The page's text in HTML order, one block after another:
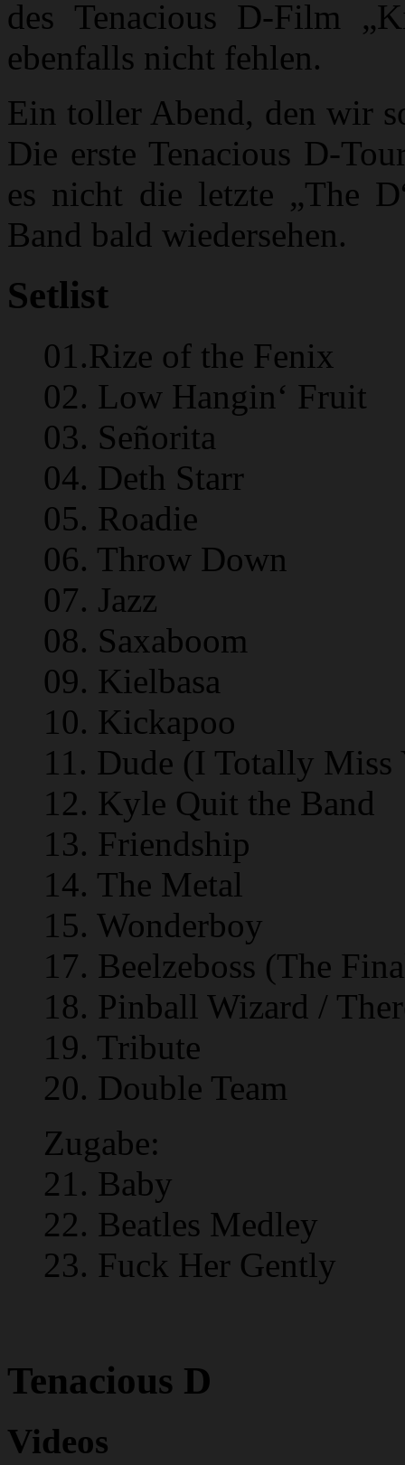
des Tenacious D-Film
ebenfalls nicht fehlen.
Ein toller Abend, den wir
Die erste Tenacious D-
es nicht die letzte „The
Band bald wiedersehen.
Setlist
01.Rize of the Fenix
02. Low Hangin‘ Fruit
03. Señorita
04. Deth Starr
05. Roadie
06. Throw Down
07. Jazz
08. Saxaboom
09. Kielbasa
10. Kickapoo
11. Dude (I Totally Miss
12. Kyle Quit the Band
13. Friendship
14. The Metal
15. Wonderboy
17. Beelzeboss (The
18. Pinball Wizard /
19. Tribute
20. Double Team
Zugabe:
21. Baby
22. Beatles Medley
23. Fuck Her Gently
Tenacious D
Videos